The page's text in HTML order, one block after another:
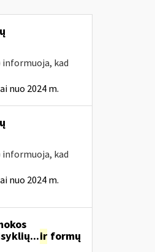
kad
nuo 2024 m.
kad
nuo 2024 m.
irformų